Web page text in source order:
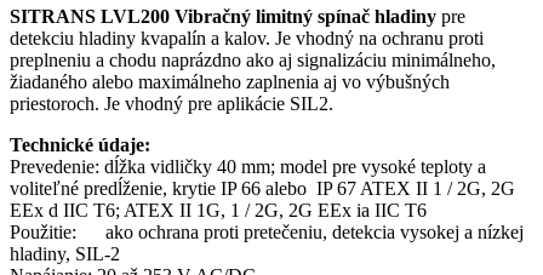
SITRANS LVL200 Vibračný limitný spínač hladiny pre
detekciu hladiny kvapalín a kalov. Je vhodný na ochranu proti
preplneniu a chodu naprázdno ako aj signalizáciu minimálneho,
žiadaného alebo maximálneho zaplnenia aj vo výbušných
priestoroch. Je vhodný pre aplikácie SIL2.
Technické údaje:
Prevedenie: dĺžka vidličky 40 mm; model pre vysoké teploty a
voliteľné predĺženie, krytie IP 66 alebo IP 67 ATEX II 1 / 2G, 2G
EEx d IIC T6; ATEX II 1G, 1 / 2G, 2G EEx ia IIC T6
Použitie: ako ochrana proti pretečeniu, detekcia vysokej a nízkej
hladiny, SIL-2